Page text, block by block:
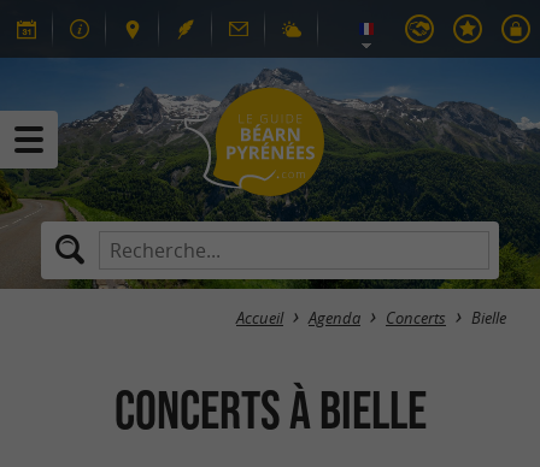
Accueil Agenda Concerts Bielle
Concerts à Bielle